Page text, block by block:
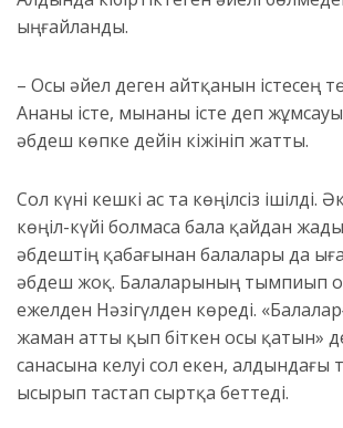
ыңғайланды.
– Осы әйел деген айтқанын істесең
Ананы істе, мынаны істе деп
Қәбдеш көпке дейін кіжініп жатты.
Сол күні кешкі ас та көңілсіз ішілді.
көңіл-күйі болмаса бала қайдан
Қәбдештің қабағынан балалары да
Қәбдеш жоқ. Балаларының тымпиып
ежелден Нәзігүлден көреді.
жаман атты қып біткен осы қатын»
санасына келуі сол екен, алдындағы
ысырып тастап сыртқа беттеді.